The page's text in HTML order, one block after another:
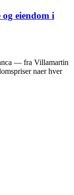
eiendom i
— fra Villamartin
naer hver